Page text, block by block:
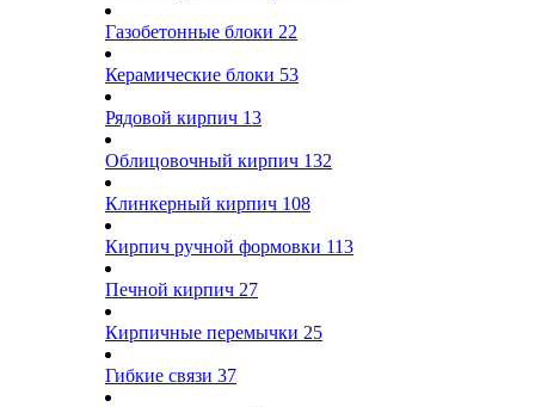
Газобетонные блоки 22
Керамические блоки 53
Рядовой кирпич 13
Облицовочный кирпич 132
Клинкерный кирпич 108
Кирпич ручной формовки 113
Печной кирпич 27
Кирпичные перемычки 25
Гибкие связи 37